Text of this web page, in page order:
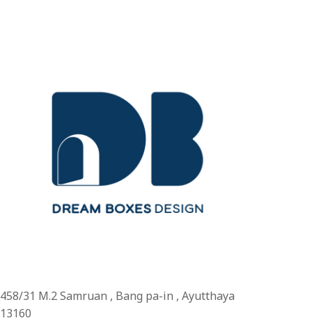
458/31 M.2 Samruan , Bang pa-in , Ayutthaya
13160